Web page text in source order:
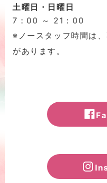
土曜日・日曜日
7：00 ～ 21：00
※ノースタッフ時間は
があります。